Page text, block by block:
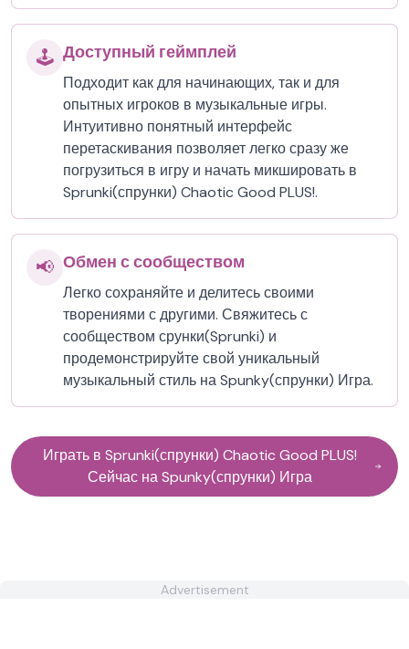
🕹️ Доступный геймплей
Подходит как для начинающих, так и для
опытных игроков в музыкальные игры.
Интуитивно понятный интерфейс
перетаскивания позволяет легко сразу же
погрузиться в игру и начать микшировать в
Sprunki(спрунки) Chaotic Good PLUS!.
📢 Обмен с сообществом
Легко сохраняйте и делитесь своими
творениями с другими. Свяжитесь с
сообществом срунки(Sprunki) и
продемонстрируйте свой уникальный
музыкальный стиль на Spunky(спрунки) Игра.
Играть в Sprunki(спрунки) Chaotic Good PLUS!
Сейчас на Spunky(спрунки) Игра
Advertisement